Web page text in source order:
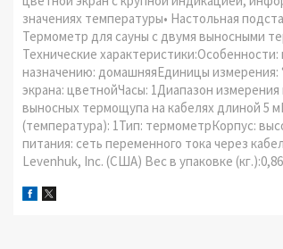
значениях температуры• Настольная
Термометр для сауны с двумя выносными
Технические
назначению: домашняяЕдиницы измерения:
экрана: цветнойЧасы: 1Диапазон
выносных термощупа на кабелях длиной 5
(температура): 1Тип: термометрКорпус:
питания: сеть переменного тока через
Levenhuk, Inc. (США) Вес в упаковке